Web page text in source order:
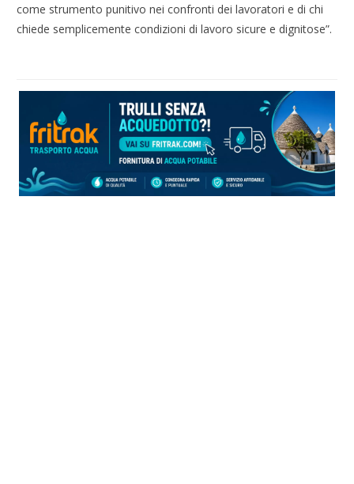
come strumento punitivo nei confronti dei lavoratori e di chi
chiede semplicemente condizioni di lavoro sicure e dignitose”.